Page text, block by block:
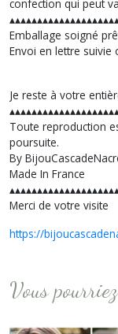
confection qui peut
Emballage soigné
Envoi en lettre suivie
Je reste à votre
Toute reproduction
poursuite.
By
Made In France
Merci de votre visite
https://
Vous